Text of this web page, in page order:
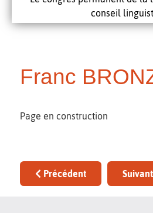
conseil
Franc
Page en construction
Article précédent : Cecila
Précédent Article
Suivant